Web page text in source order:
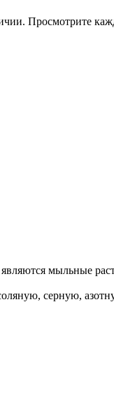
Просмотрите
мыльные
серную,